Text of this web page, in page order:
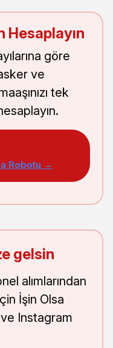
Hesaplayın
göre
ve
tek
Robotu →
gelsin
alımlarından
İşin Olsa
ve Instagram